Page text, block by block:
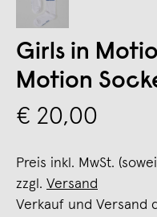
Girls in
Motion
€ 20,00
Preis inkl. MwSt.
zzgl. Versand
Verkauf und Versand